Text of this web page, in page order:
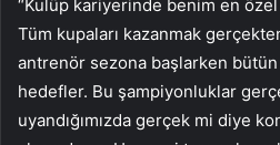
“Kulüp kariyerinde benim en
Tüm kupaları kazanmak
antrenör sezona başlarken
hedefler. Bu şampiyonluklar
uyandığımızda gerçek mi diye